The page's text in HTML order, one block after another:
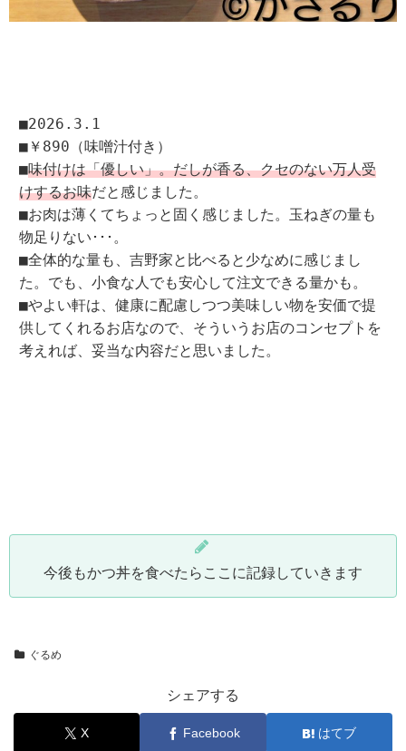
■2026.3.1
■￥890（味噌汁付き）
■味付けは「優しい」。だしが香る、クセのない万人受
けするお味だと感じました。
■お肉は薄くてちょっと固く感じました。玉ねぎの量も
物足りない･･･。
■全体的な量も、吉野家と比べると少なめに感じまし
た。でも、小食な人でも安心して注文できる量かも。
■やよい軒は、健康に配慮しつつ美味しい物を安価で提
供してくれるお店なので、そういうお店のコンセプトを
考えれば、妥当な内容だと思いました。
今後もかつ丼を食べたらここに記録していきます
ぐるめ
シェアする
X Facebook はてブ